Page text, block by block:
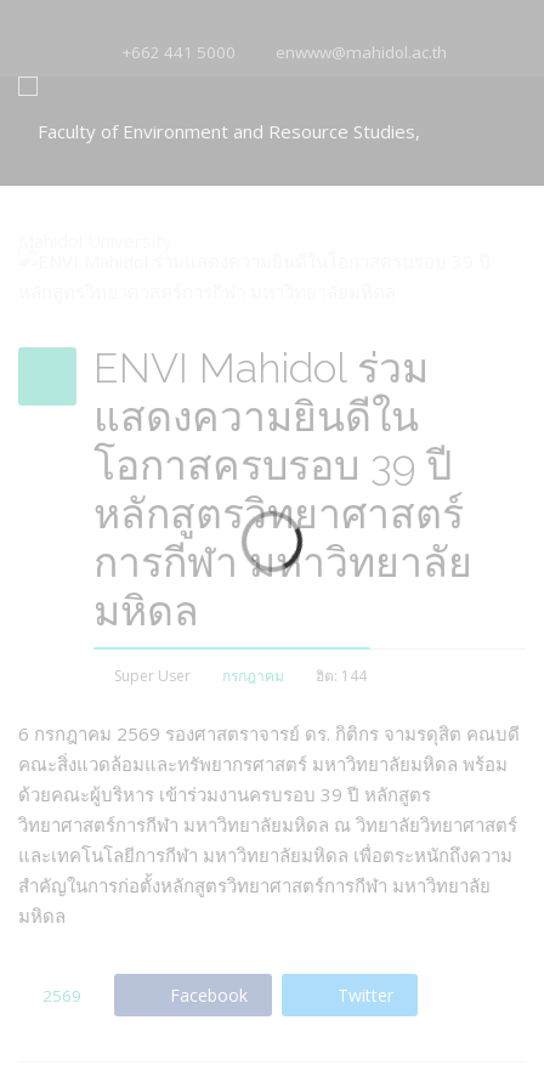
+662 441 5000 enwww@mahidol.ac.th
ENVI Mahidol ร่วม
แสดงความยินดีใน
โอกาสครบรอบ 39 ปี
หลักสูตรวิทยาศาสตร์
การกีฬา มหาวิทยาลัย
มหิดล
Super User กรกฎาคม ฮิต: 144
6 กรกฎาคม 2569 รองศาสตราจารย์ ดร. กิติกร จามรดุสิต คณบดี
คณะสิ่งแวดล้อมและทรัพยากรศาสตร์ มหาวิทยาลัยมหิดล พร้อม
ด้วยคณะผู้บริหาร เข้าร่วมงานครบรอบ 39 ปี หลักสูตร
วิทยาศาสตร์การกีฬา มหาวิทยาลัยมหิดล ณ วิทยาลัยวิทยาศาสตร์
และเทคโนโลยีการกีฬา มหาวิทยาลัยมหิดล เพื่อตระหนักถึงความ
สำคัญในการก่อตั้งหลักสูตรวิทยาศาสตร์การกีฬา มหาวิทยาลัย
มหิดล
2569 Facebook Twitter